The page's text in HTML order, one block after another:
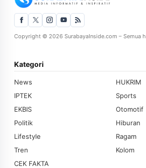
Copyright © 2026 SurabayaInside.com – Semua
Kategori
News
HUKRIM
IPTEK
Sports
EKBIS
Otomotif
Politik
Hiburan
Lifestyle
Ragam
Tren
Kolom
CEK FAKTA